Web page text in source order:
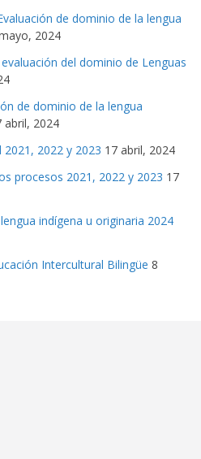
de dominio de la lengua
2024
del dominio de Lenguas
de dominio de la lengua
abril, 2024
2022 y 2023 17 abril, 2024
procesos 2021, 2022 y 2023 17
indígena u originaria 2024
Intercultural Bilingüe 8